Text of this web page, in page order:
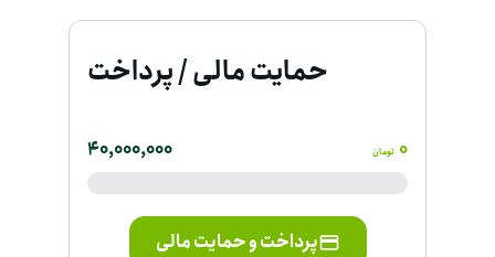
حمایت مالی / پرداخت
0 تومان 40,000,000
پرداخت و حمایت مالی